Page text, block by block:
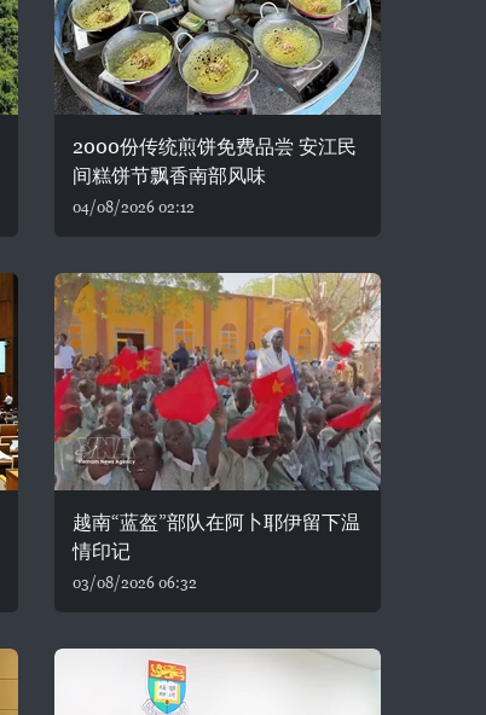
2000份传统煎饼免费品尝 安江民
间糕饼节飘香南部风味
04/08/2026 02:12
越南“蓝盔”部队在阿卜耶伊留下温
情印记
03/08/2026 06:32